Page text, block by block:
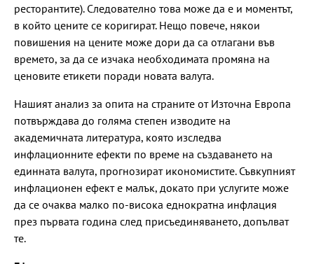
ресторантите). Следователно това може да е и моментът,
в който цените се коригират. Нещо повече, някои
повишения на цените може дори да са отлагани във
времето, за да се изчака необходимата промяна на
ценовите етикети поради новата валута.
Нашият анализ за опита на страните от Източна Европа
потвърждава до голяма степен изводите на
академичната литература, която изследва
инфлационните ефекти по време на създаването на
единната валута, прогнозират икономистите. Съвкупният
инфлационен ефект е малък, докато при услугите може
да се очаква малко по-висока еднократна инфлация
през първата година след присъединяването, допълват
те.